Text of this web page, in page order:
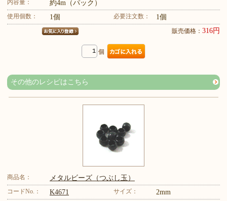
内容量： 約4m（パック）
使用個数： 1個 必要注文数： 1個
販売価格： 316円
個
その他のレシピはこちら
商品名： メタルビーズ（つぶし玉）
コードNo.： K4671 サイズ： 2mm